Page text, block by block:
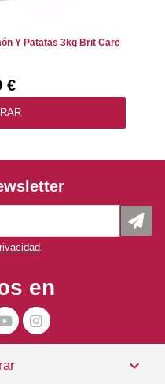
Y Patatas 3kg Brit Care
€
1kg
en
